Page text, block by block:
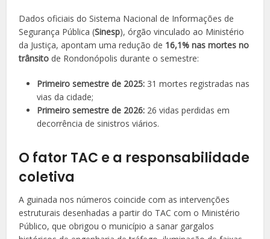
Dados oficiais do Sistema Nacional de Informações de
Segurança Pública (Sinesp), órgão vinculado ao Ministério
da Justiça, apontam uma redução de 16,1% nas mortes no
trânsito de Rondonópolis durante o semestre:
Primeiro semestre de 2025: 31 mortes registradas nas
vias da cidade;
Primeiro semestre de 2026: 26 vidas perdidas em
decorrência de sinistros viários.
O fator TAC e a responsabilidade
coletiva
A guinada nos números coincide com as intervenções
estruturais desenhadas a partir do TAC com o Ministério
Público, que obrigou o município a sanar gargalos